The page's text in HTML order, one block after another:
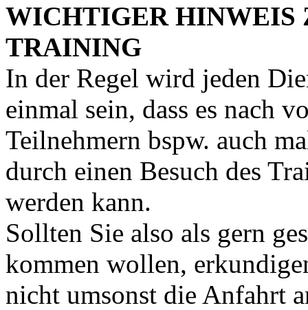
WICHTIGER HINWEIS
TRAINING
In der Regel wird jeden
einmal sein, dass es nach
Teilnehmern bspw. auch
durch einen Besuch des
werden kann.
Sollten Sie also als gern
kommen wollen,
nicht umsonst die Anfahrt